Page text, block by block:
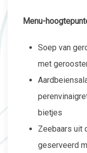
Menu-
Soep van
met
bietjes
Zeebaars uit
geserveerd